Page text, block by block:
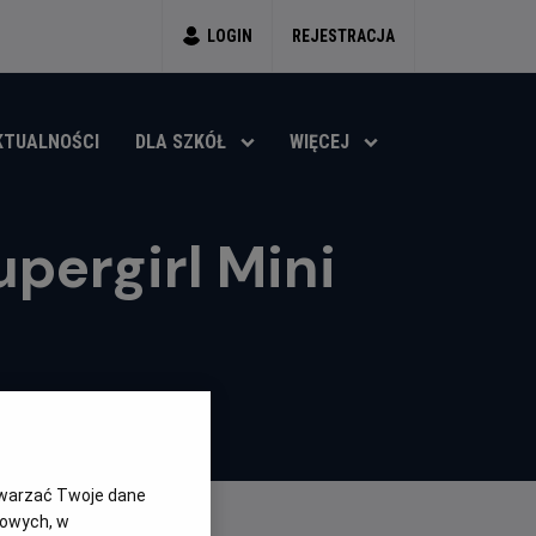
LOGIN REJESTRACJA
DLA SZKÓŁ WIĘCEJ
Mini
Twoje dane
w